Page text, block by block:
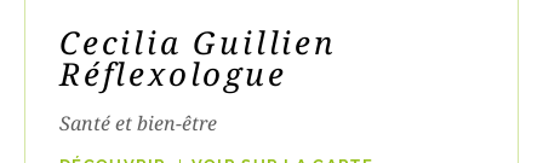
Cecilia Guillien
Réflexologue
Santé et bien-être